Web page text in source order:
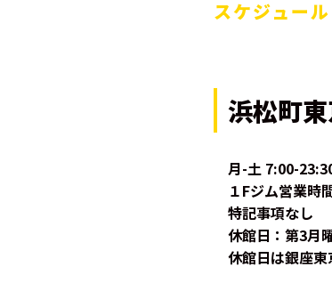
スケジュール
浜松町
月-土 7:00-
１Fジム営業
特記事項なし
休館日：第3月
休館日は銀座東